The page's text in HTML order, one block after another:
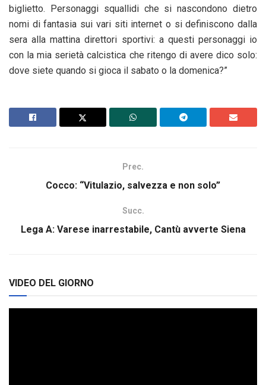
biglietto. Personaggi squallidi che si nascondono dietro
nomi di fantasia sui vari siti internet o si definiscono dalla
sera alla mattina direttori sportivi: a questi personaggi io
con la mia serietà calcistica che ritengo di avere dico solo:
dove siete quando si gioca il sabato o la domenica?”
Prec.
Cocco: “Vitulazio, salvezza e non solo”
Succ.
Lega A: Varese inarrestabile, Cantù avverte Siena
VIDEO DEL GIORNO